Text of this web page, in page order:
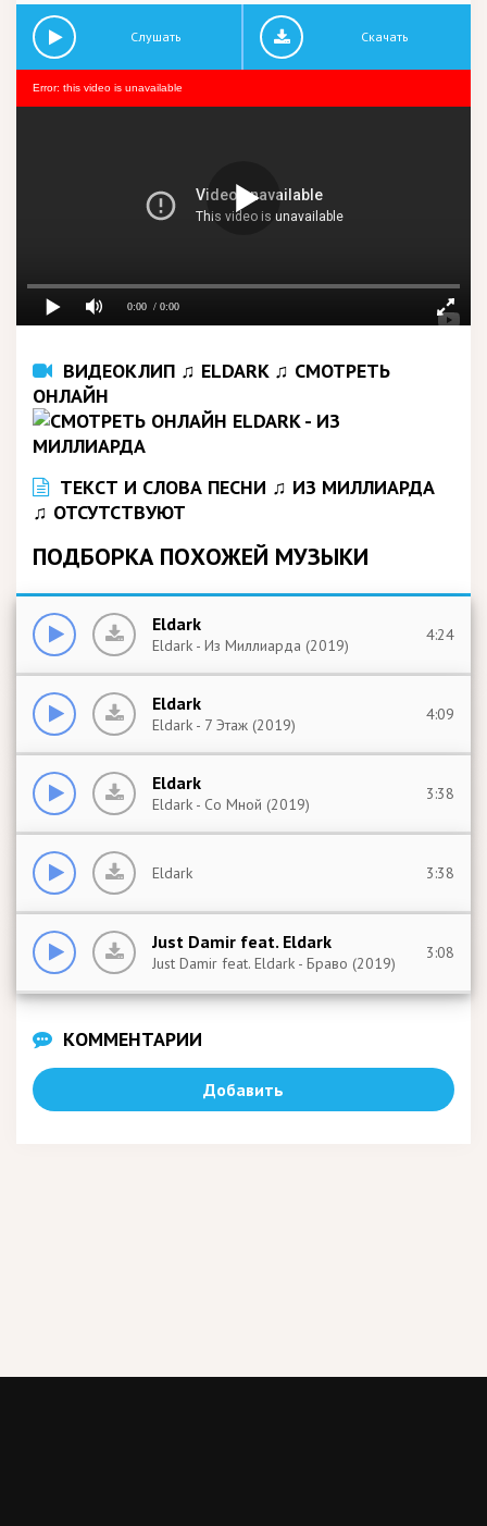
Слушать Скачать
0:00 / 0:00
Error: this video is unavailable
ВИДЕОКЛИП ♫ ELDARK ♫ СМОТРЕТЬ
ОНЛАЙН
ТЕКСТ И СЛОВА ПЕСНИ ♫ ИЗ МИЛЛИАРДА
♫ ОТСУТСТВУЮТ
ПОДБОРКА ПОХОЖЕЙ МУЗЫКИ
Eldark
Eldark - Из Миллиарда (2019)
4:24
Eldark
Eldark - 7 Этаж (2019)
4:09
Eldark
Eldark - Со Мной (2019)
3:38
Eldark 3:38
Just Damir feat. Eldark
Just Damir feat. Eldark - Браво (2019)
3:08
КОММЕНТАРИИ
Добавить